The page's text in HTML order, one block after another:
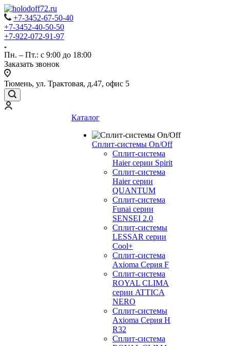
+7-3452-67-50-40
+7-3452-40-50-50
+7-922-072-91-97
Пн. – Пт.: с 9:00 до 18:00
Заказать звонок
Тюмень, ул. Трактовая, д.47, офис 5
Каталог
Сплит-системы On/Off
Сплит-система
Haier серии Spirit
Сплит-система
Haier серии
QUANTUM
Сплит-система
Funai серии
SENSEI 2.0
Сплит-системы
LESSAR серии
Cool+
Сплит-система
Axioma Серия F
Сплит-система
ROYAL CLIMA
серии ATTICA
NERO
Сплит-системы
Axioma Серия H
R32
Сплит-система